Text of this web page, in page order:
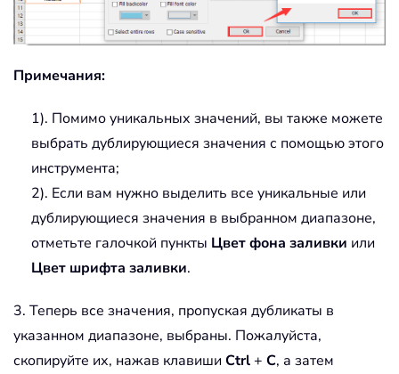
Примечания:
1). Помимо уникальных значений, вы также можете
выбрать дублирующиеся значения с помощью этого
инструмента;
2). Если вам нужно выделить все уникальные или
дублирующиеся значения в выбранном диапазоне,
отметьте галочкой пункты Цвет фона заливки или
Цвет шрифта заливки.
3. Теперь все значения, пропуская дубликаты в
указанном диапазоне, выбраны. Пожалуйста,
скопируйте их, нажав клавиши Ctrl+ C, а затем